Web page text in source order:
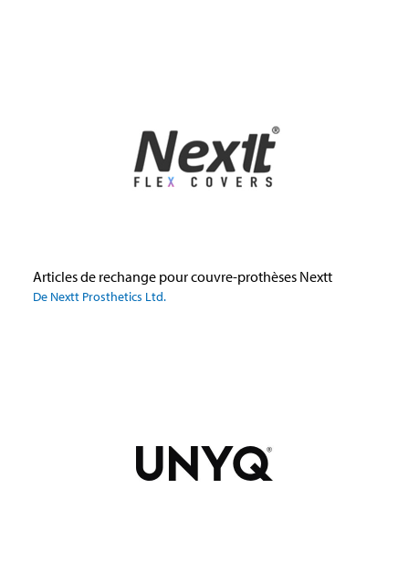
Articles de rechange pour couvre-prothèses Nextt
De Nextt Prosthetics Ltd.